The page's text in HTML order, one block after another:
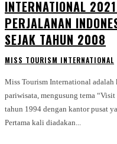
INTERNATIONAL
PERJALANAN
SEJAK TAHUN 2008
MISS TOURISM INTERNATIONAL
Miss Tourism International
pariwisata, mengusung tema
tahun 1994 dengan kantor pusat
Pertama kali diadakan...